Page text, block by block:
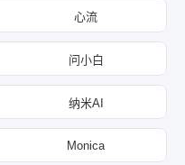
心流
问小白
纳米AI
Monica